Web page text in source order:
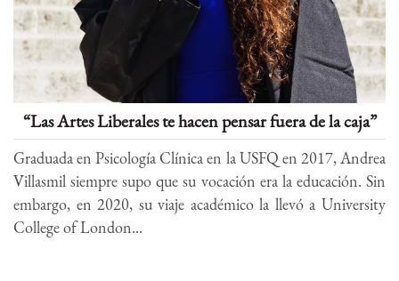
“Las Artes Liberales te hacen pensar fuera de la caja”
Graduada en Psicología Clínica en la USFQ en 2017, Andrea
Villasmil siempre supo que su vocación era la educación. Sin
embargo, en 2020, su viaje académico la llevó a University
College of London...